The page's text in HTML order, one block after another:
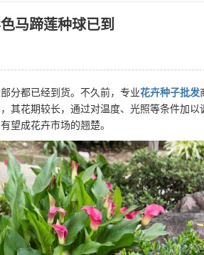
马蹄莲种球已到
分都已经到货。不久前，专业花卉种子批发
其花期较长，通过对温度、光照等条件加
望成花卉市场的翘楚。